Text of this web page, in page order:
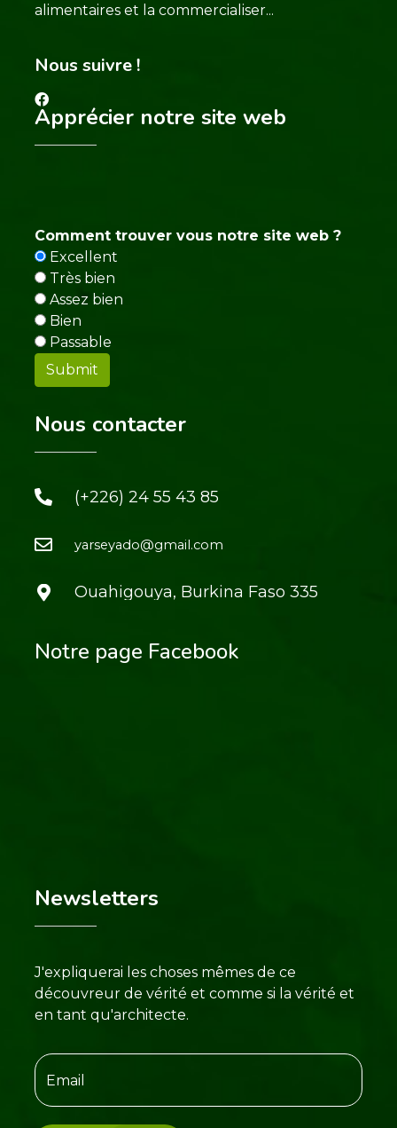
alimentaires et la commercialiser...
Nous suivre !
Apprécier notre site web
Comment trouver vous notre site web ?
Excellent
Très bien
Assez bien
Bien
Passable
Nous contacter
(+226) 24 55 43 85
yarseyado@gmail.com
Ouahigouya, Burkina Faso 335
Notre page Facebook
Newsletters
J'expliquerai les choses mêmes de ce
découvreur de vérité et comme si la vérité et
en tant qu'architecte.